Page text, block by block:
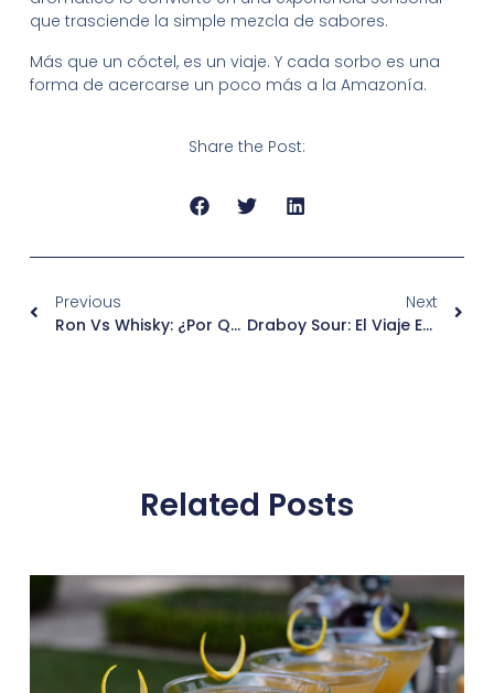
que trasciende la simple mezcla de sabores.
Más que un cóctel, es un viaje. Y cada sorbo es una
forma de acercarse un poco más a la Amazonía.
Share the Post:
Previous
Ron Vs Whisky: ¿Por Qué El Ron Conquista El Reino Unido?
Next
Draboy Sour: El Viaje Exótico De La Pitahaya Y La Magia De Ron Merry Boys
Related Posts